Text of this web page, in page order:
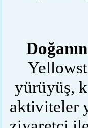
yürüyüş,
aktiviteler